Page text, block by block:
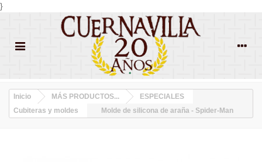
}
Inicio MÁS PRODUCTOS...
ESPECIALES
Cubiteras y moldes
Molde de silicona de araña - Spider-Man